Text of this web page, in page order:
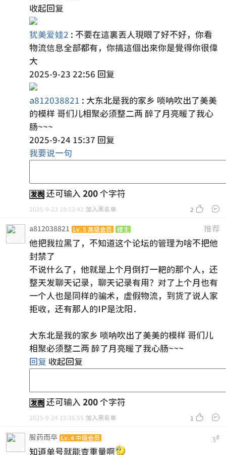
收起回复
犹美爱娃2 : 不要在這裏丟人現眼了好不好，你看
物流信息全部都有，你搞這個出來你是覺得你很偉
大
2025-9-23 22:56 回复
a812038821 : 大东北是我的家乡 唢呐吹出了美美
的模样 哥们儿相聚必须整二两 醉了月亮暖了我心
肠~~~
2025-9-24 15:37 回复
我要说一句
发表 还可输入 200 个字符
2  
2025-9-23 19:13:42 加入黑名单
推荐
a812038821 Lv.5 高级会员 楼主
他把我拉黑了，不知道这个论坛的管理为啥不把他
封禁了
不说什么了，他就是上个月倒打一耙的那个人，还
整天发聊天记录，聊天记录有用？对了上个月也有
一个人也是同样的骗术，虚假物流，到货了说人家
拒收，还有那人的IP是沈阳.
大东北是我的家乡 唢呐吹出了美美的模样 哥们儿
相聚必须整二两 醉了月亮暖了我心肠~~~
回复 收起回复
发表 还可输入 200 个字符
1  
2025-9-24 15:36:55 加入黑名单
3#
服药而卒 Lv.4 中级会员
知道单号就能查重量啊